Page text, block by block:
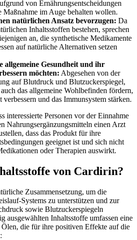
von Ernährungsentscheidungen
Maßnahme im Auge behalten wollen.
natürlichen Ansatz bevorzugen: Da
Inhaltsstoffen bestehen, sprechen
an, die synthetische Medikamente
auf natürliche Alternativen setzen
allgemeine Gesundheit und ihr
möchten: Abgesehen von der
auf Blutdruck und Blutzuckerspiegel,
das allgemeine Wohlbefinden fördern,
verbessern und das Immunsystem stärken.
interessierte Personen vor der Einnahme
Nahrungsergänzungsmitteln einen Arzt
dass das Produkt für ihre
geeignet ist und sich nicht
oder Therapien auswirkt.
von Cardirin?
Zusammensetzung, um die
Systems zu unterstützen und zur
sowie Blutzuckerspiegeln
ausgewählten Inhaltsstoffe umfassen eine
die für ihre positiven Effekte auf die